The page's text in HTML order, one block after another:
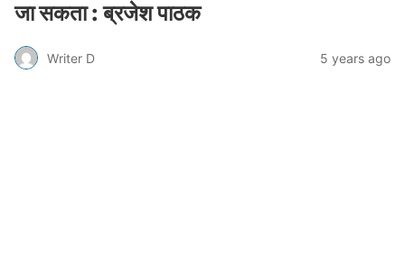
जा सकता : ब्रजेश पाठक
Writer D 5 years ago